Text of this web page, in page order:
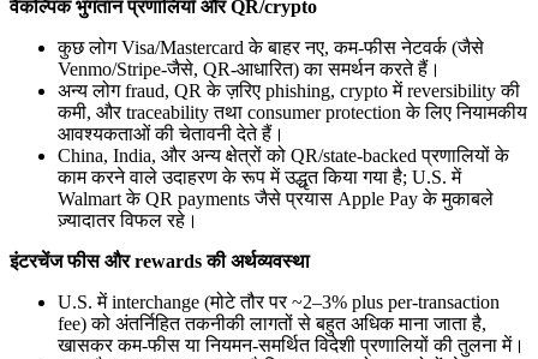
वैकल्पिक भुगतान प्रणालियाँ और QR/crypto
कुछ लोग Visa/Mastercard के बाहर नए, कम-फीस नेटवर्क (जैसे
Venmo/Stripe-जैसे, QR-आधारित) का समर्थन करते हैं।
अन्य लोग fraud, QR के ज़रिए phishing, crypto में reversibility की
कमी, और traceability तथा consumer protection के लिए नियामकीय
आवश्यकताओं की चेतावनी देते हैं।
China, India, और अन्य क्षेत्रों को QR/state-backed प्रणालियों के
काम करने वाले उदाहरण के रूप में उद्धृत किया गया है; U.S. में
Walmart के QR payments जैसे प्रयास Apple Pay के मुकाबले
ज़्यादातर विफल रहे।
इंटरचेंज फीस और rewards की अर्थव्यवस्था
U.S. में interchange (मोटे तौर पर ~2–3% plus per-transaction
fee) को अंतर्निहित तकनीकी लागतों से बहुत अधिक माना जाता है,
खासकर कम-फीस या नियमन-समर्थित विदेशी प्रणालियों की तुलना में।